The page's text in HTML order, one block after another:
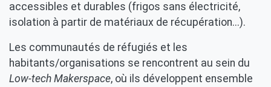
accessibles et durables (frigos sans électricité,
isolation à partir de matériaux de récupération...).
Les communautés de réfugiés et les
habitants/organisations se rencontrent au sein du
Low-tech Makerspace, où ils développent ensemble